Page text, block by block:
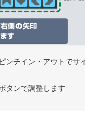
ンチイン・アウトでサ
タンで調整します